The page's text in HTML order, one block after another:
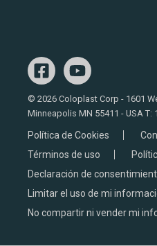
© 2026 Coloplast Corp - 1601
Minneapolis MN 55411 - USA T:
Política de Cookies
Términos de uso
Declaración de
Limitar el uso de mi
No compartir ni vender mi